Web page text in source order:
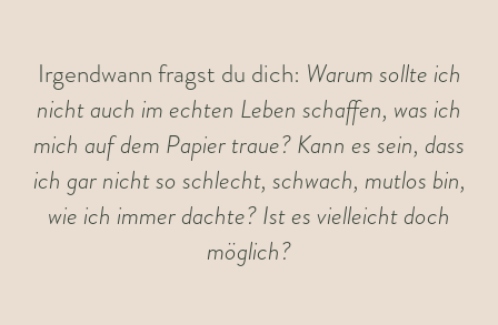
Irgendwann fragst du dich: Warum sollte ich
nicht auch im echten Leben schaffen, was ich
mich auf dem Papier traue? Kann es sein, dass
ich gar nicht so schlecht, schwach, mutlos bin,
wie ich immer dachte? Ist es vielleicht doch
möglich?